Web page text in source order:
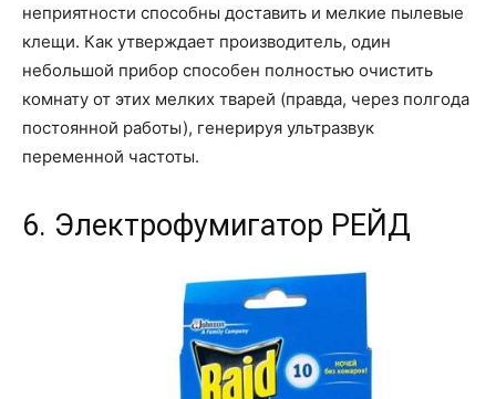
неприятности способны доставить и мелкие пылевые
клещи. Как утверждает производитель, один
небольшой прибор способен полностью очистить
комнату от этих мелких тварей (правда, через полгода
постоянной работы), генерируя ультразвук
переменной частоты.
6. Электрофумигатор РЕЙД